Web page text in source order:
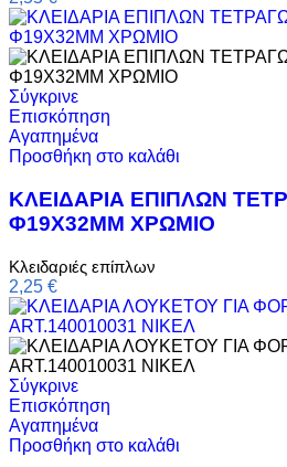
Σύγκρινε
Επισκόπηση
Αγαπημένα
Προσθήκη στο καλάθι
ΚΛΕΙΔΑΡΙΑ ΕΠΙΠΛΩΝ
Φ19Χ32ΜΜ ΧΡΩΜΙΟ
Κλειδαριές επίπλων
2,25 €
Σύγκρινε
Επισκόπηση
Αγαπημένα
Προσθήκη στο καλάθι